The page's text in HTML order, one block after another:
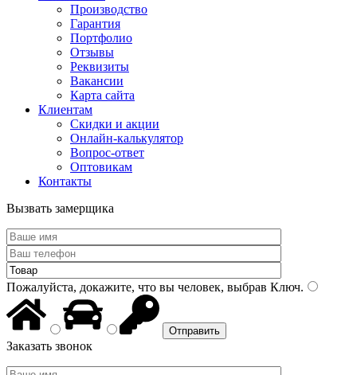
Производство
Гарантия
Портфолио
Отзывы
Реквизиты
Вакансии
Карта сайта
Клиентам
Скидки и акции
Онлайн-калькулятор
Вопрос-ответ
Оптовикам
Контакты
Вызвать замерщика
Пожалуйста, докажите, что вы человек, выбрав Ключ.
Заказать звонок